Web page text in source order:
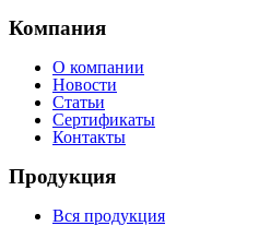
Компания
О компании
Новости
Статьи
Сертификаты
Контакты
Продукция
Вся продукция